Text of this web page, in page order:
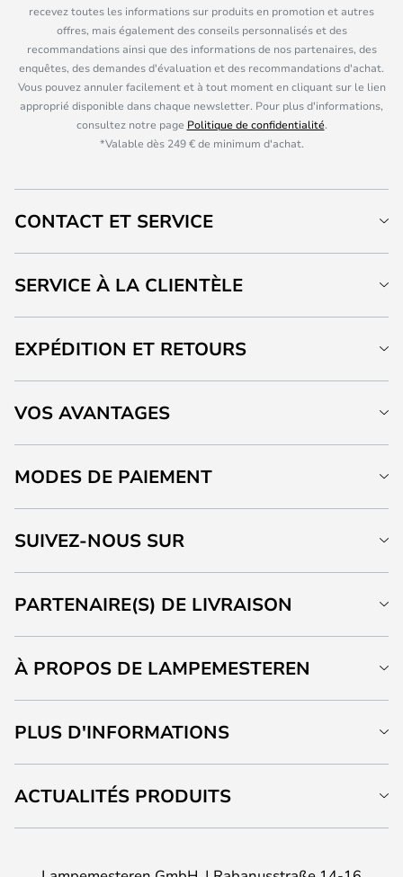
recevez toutes les informations sur produits en promotion et autres
offres, mais également des conseils personnalisés et des
recommandations ainsi que des informations de nos partenaires, des
enquêtes, des demandes d'évaluation et des recommandations d'achat.
Vous pouvez annuler facilement et à tout moment en cliquant sur le lien
approprié disponible dans chaque newsletter. Pour plus d'informations,
consultez notre page Politique de confidentialité.
*Valable dès 249 € de minimum d'achat.
CONTACT ET SERVICE
SERVICE À LA CLIENTÈLE
EXPÉDITION ET RETOURS
VOS AVANTAGES
MODES DE PAIEMENT
SUIVEZ-NOUS SUR
PARTENAIRE(S) DE LIVRAISON
À PROPOS DE LAMPEMESTEREN
PLUS D'INFORMATIONS
ACTUALITÉS PRODUITS